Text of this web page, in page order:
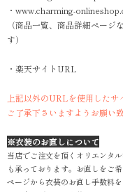
・www.charming-
（商品一覧、商品詳細ページ
す）
・楽天サイトURL
上記以外のURLを使用したサ
ご了承下さいますようお願い致
※衣装のお直しについて
当店でご注文を頂くオリエンタ
も承っております。お直しをご
ページから衣装のお直し手数料